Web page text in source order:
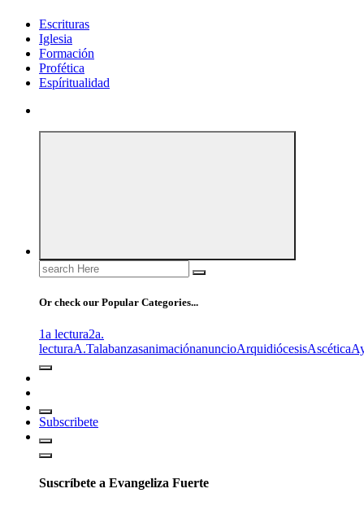
Escrituras
Iglesia
Formación
Profética
Espíritualidad
Search
for:
Or check our Popular Categories...
1a lectura2a.
lecturaA.TalabanzasanimaciónanuncioArquidiócesisAscética
Subscribete
Suscríbete a Evangeliza Fuerte